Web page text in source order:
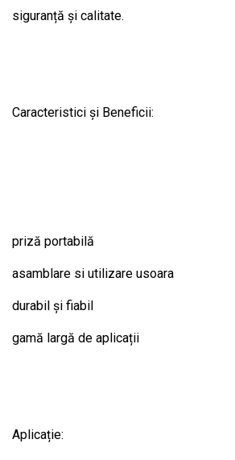
siguranță și calitate.
Caracteristici și Beneficii:
priză portabilă
asamblare si utilizare usoara
durabil și fiabil
gamă largă de aplicații
Aplicație: